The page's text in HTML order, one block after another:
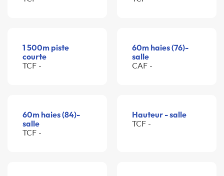
1 500m piste
courte
TCF -
60m haies (76)-
salle
CAF -
60m haies (84)-
salle
TCF -
Hauteur - salle
TCF -